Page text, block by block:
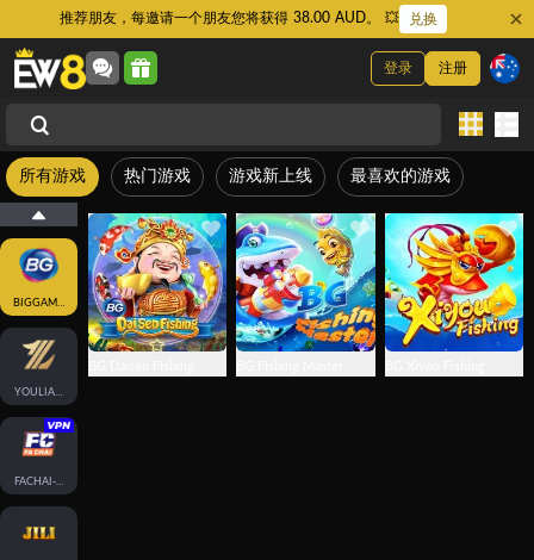
推荐朋友，每邀请一个朋友您将获得 38.00 AUD。 💥 兑换
注册
登录
所有游戏 热门游戏 游戏新上线 最喜欢的游戏
BIGGAMING
YOULIANGAMING
FACHAI-FISH